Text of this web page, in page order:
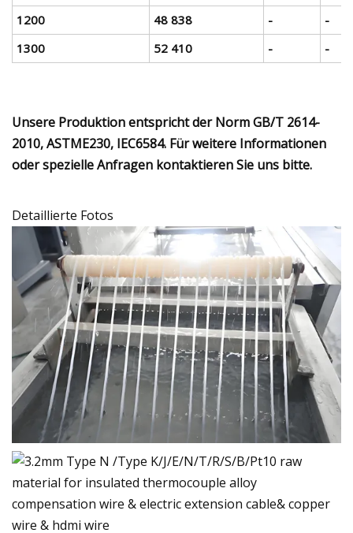
1200
48 838 -
-
1300
52 410 - -
Unsere Produktion entspricht der Norm GB/T 2614-
2010, ASTME230, IEC6584. Für weitere Informationen
oder spezielle Anfragen kontaktieren Sie uns bitte.
Detaillierte Fotos